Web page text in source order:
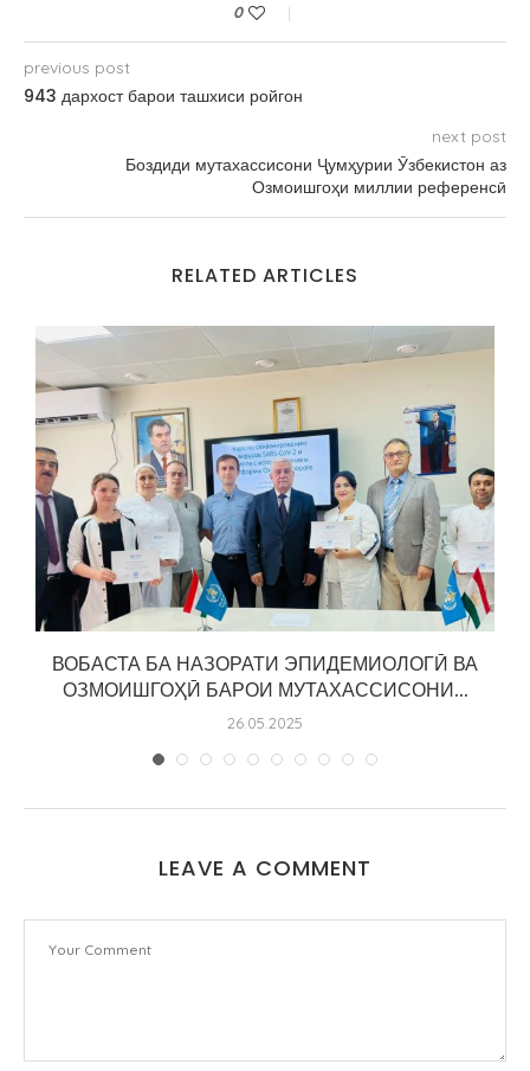
0
previous post
943 дархост барои ташхиси ройгон
next post
Боздиди мутахассисони Ҷумҳурии Ӯзбекистон аз
Озмоишгоҳи миллии референсӣ
RELATED ARTICLES
ВОБАСТА БА НАЗОРАТИ ЭПИДЕМИОЛОГӢ ВА
ОЗМОИШГОҲӢ БАРОИ МУТАХАССИСОНИ...
26.05.2025
LEAVE A COMMENT